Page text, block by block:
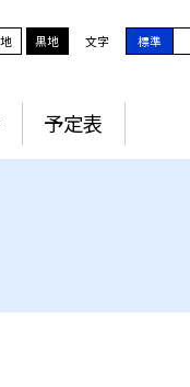
黒地 文字 標準
予定表